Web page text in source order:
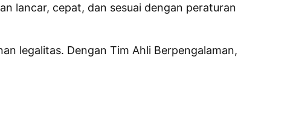
lancar, cepat, dan sesuai dengan peraturan
legalitas. Dengan Tim Ahli Berpengalaman,